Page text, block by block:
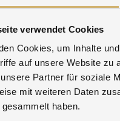
verwendet Cookies
Cookies, um Inhalte
auf unsere Website zu
Partner für soziale
mit weiteren Daten
haben.
Positive
begleitet von
Erlebnisdusche
Beleben Sie